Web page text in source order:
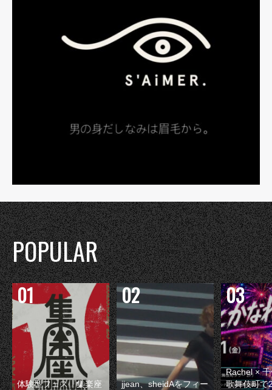
POPULAR
体験型フェス『集楽座
jjean、sheidAをフィー
Rachel ×
歌舞伎町で